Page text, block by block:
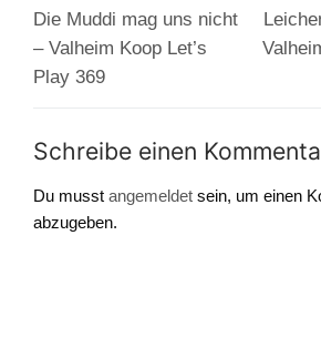
Vorheriger
Beitrag:
Die Muddi mag uns nicht
– Valheim Koop Let’s
Play 369
Beitrag:
Schreibe einen
Du musst angemeldet sein, um einen
abzugeben.